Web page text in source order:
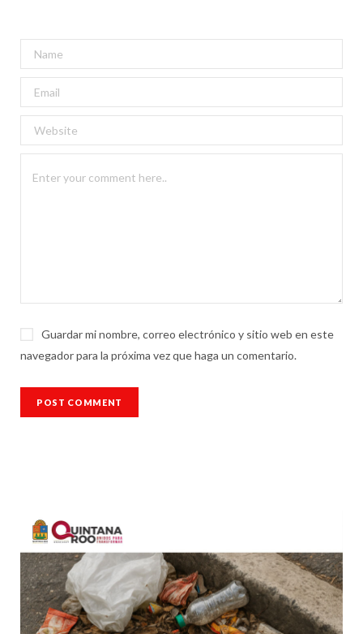
Guardar mi nombre, correo electrónico y sitio web en este
navegador para la próxima vez que haga un comentario.